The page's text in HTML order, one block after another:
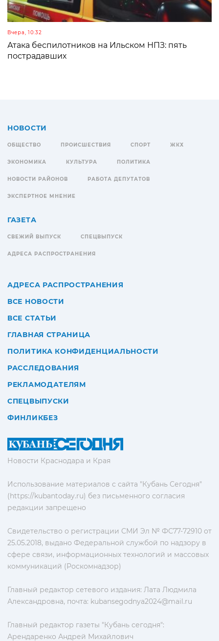
Вчера, 10:32
Атака беспилотников на Ильском НПЗ: пять
пострадавших
Новости Краснодара и Края
Использование материалов с сайта "Кубань Сегодня"
(https://kubantoday.ru) без письменного согласия
редакции запрещено
Свидетельство о регистрации СМИ Эл № ФС77-72910 от
25.05.2018, выдано Федеральной службой по надзору в
сфере связи, информационных технологий и массовых
коммуникаций (Роскомнадзор)
Главный редактор сетевого издания: Лата Людмила
Александровна, почта: kubansegodnya2024@mail.ru
Главный редактор газеты "Кубань сегодня":
Арендаренко Андрей Михайлович
НОВОСТИ
ОБЩЕСТВО ПРОИСШЕСТВИЯ СПОРТ ЖКХ
ЭКОНОМИКА КУЛЬТУРА ПОЛИТИКА
НОВОСТИ РАЙОНОВ РАБОТА ДЕПУТАТОВ
ЭКСПЕРТНОЕ МНЕНИЕ
ГАЗЕТА
СВЕЖИЙ ВЫПУСК СПЕЦВЫПУСК
АДРЕСА РАСПРОСТРАНЕНИЯ
АДРЕСА РАСПРОСТРАНЕНИЯ
ВСЕ НОВОСТИ
ВСЕ СТАТЬИ
ГЛАВНАЯ СТРАНИЦА
ПОЛИТИКА КОНФИДЕНЦИАЛЬНОСТИ
РАССЛЕДОВАНИЯ
РЕКЛАМОДАТЕЛЯМ
СПЕЦВЫПУСКИ
ФИНЛИКБЕЗ